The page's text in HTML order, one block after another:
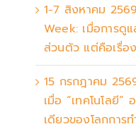
1-7 สิงหาคม
Week: เมื่อการดู
ส่วนตัว แต่คือเรื่อ
15 กรกฎาคม
เมื่อ “เทคโนโลยี”
เดียวของโลกการ